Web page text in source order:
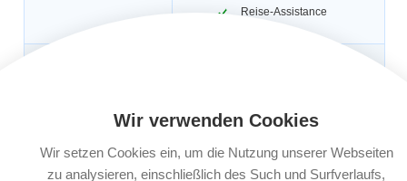
Reise-Assistance
1 Jahr, max. 365 Tage / Reise (Ist eine
Ja
Buchungsfrist:
Nach Reisebuchung bis 30 Tage vor
Wir verwenden Cookies
Wir setzen Cookies ein, um die Nutzung unserer Webseiten
zu analysieren, einschließlich des Such und Surfverlaufs,